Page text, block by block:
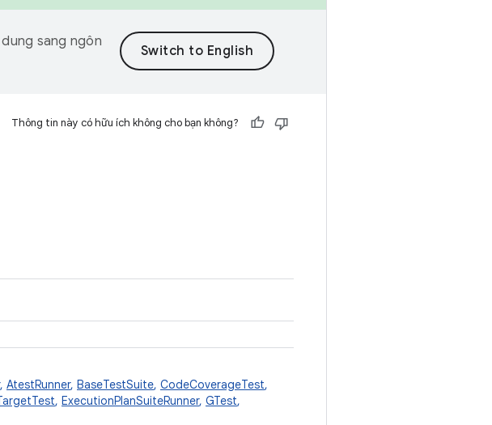
sang ngôn
Thông tin này có hữu ích không cho bạn không?
, AtestRunner, BaseTestSuite, CodeCoverageTest,
, ExecutionPlanSuiteRunner, GTest,